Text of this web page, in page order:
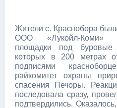
Жители с. Краснобора
ООО «Лукойл-Коми»
площадки под
которых в 200 метрах
подписями
райкомитет охраны
спасения Печоры.
последовала сразу,
подтвердились.